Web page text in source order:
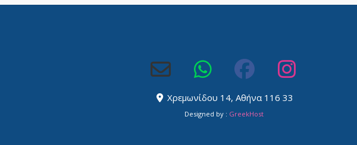
Χρεμωνίδου 14, Αθήνα 116 33
Designed by : GreekHost